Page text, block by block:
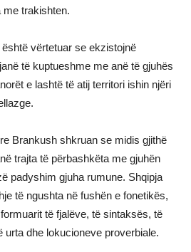
me trakishten.
vërtetuar se ekzistojnë
të kuptueshme me anë të gjuhës
e lashtë të atij territori ishin njëri
Brankush shkruan se midis gjithë
trajta të përbashkëta me gjuhën
padyshim gjuha rumune. Shqipja
të ngushta në fushën e fonetikës,
të fjalëve, të sintaksës, të
urta dhe lokucioneve proverbiale.